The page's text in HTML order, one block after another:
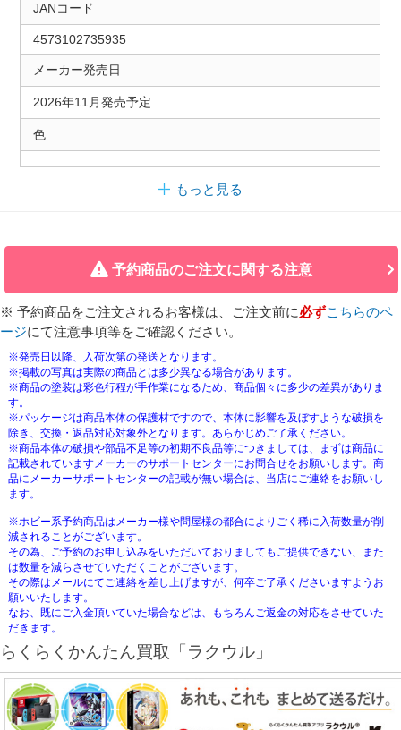
JANコード
4573102735935
メーカー発売日
2026年11月発売予定
色
もっと見る
予約商品のご注文に関する注意
※ 予約商品をご注文されるお客様は、ご注文前に必ずこちらのペ
ージにて注意事項等をご確認ください。
※発売日以降、入荷次第の発送となります。
※掲載の写真は実際の商品とは多少異なる場合があります。
※商品の塗装は彩色行程が手作業になるため、商品個々に多少の差異がありま
す。
※パッケージは商品本体の保護材ですので、本体に影響を及ぼすような破損を
除き、交換・返品対応対象外となります。あらかじめご了承ください。
※商品本体の破損や部品不足等の初期不良品等につきましては、まずは商品に
記載されていますメーカーのサポートセンターにお問合せをお願いします。商
品にメーカーサポートセンターの記載が無い場合は、当店にご連絡をお願いし
ます。
※ホビー系予約商品はメーカー様や問屋様の都合によりごく稀に入荷数量が削
減されることがございます。
その為、ご予約のお申し込みをいただいておりましてもご提供できない、また
は数量を減らさせていただくことがございます。
その際はメールにてご連絡を差し上げますが、何卒ご了承くださいますようお
願いいたします。
なお、既にご入金頂いていた場合などは、もちろんご返金の対応をさせていた
だきます。
らくらくかんたん買取「ラクウル」